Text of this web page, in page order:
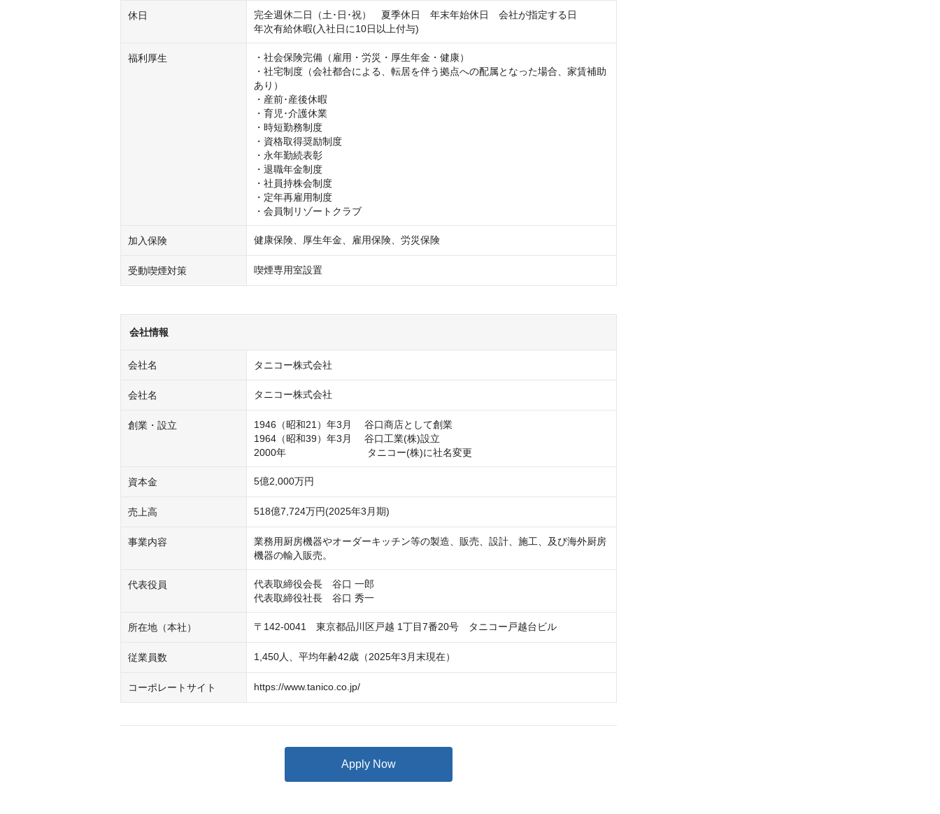
休日
完全週休二日（土･日･祝）　夏季休日　年末年始休日　会社が指定する日
年次有給休暇(入社日に10日以上付与)
福利厚生
・社会保険完備（雇用・労災・厚生年金・健康）
・社宅制度（会社都合による、転居を伴う拠点への配属となった場合、家賃補助
あり）
・産前･産後休暇
・育児･介護休業
・時短勤務制度
・資格取得奨励制度
・永年勤続表彰
・退職年金制度
・社員持株会制度
・定年再雇用制度
・会員制リゾートクラブ
加入保険 健康保険、厚生年金、雇用保険、労災保険
受動喫煙対策 喫煙専用室設置
会社情報
会社名 タニコー株式会社
会社名 タニコー株式会社
創業・設立
1946（昭和21）年3月 　谷口商店として創業
1964（昭和39）年3月 　谷口工業(株)設立
資本金 5億2,000万円
売上高 518億7,724万円(2025年3月期)
事業内容
業務用厨房機器やオーダーキッチン等の製造、販売、設計、施工、及び海外厨房
機器の輸入販売。
代表役員
代表取締役会長　谷口 一郎
代表取締役社長　谷口 秀一
所在地（本社） 〒142-0041　東京都品川区戸越 1丁目7番20号　タニコー戸越台ビル
従業員数 1,450人、平均年齢42歳（2025年3月末現在）
コーポレートサイト https://www.tanico.co.jp/
Apply Now